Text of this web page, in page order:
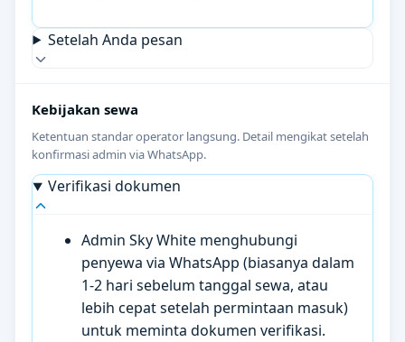
Setelah Anda pesan
Kebijakan sewa
Ketentuan standar operator langsung. Detail mengikat setelah
konfirmasi admin via WhatsApp.
Verifikasi dokumen
Admin Sky White menghubungi
penyewa via WhatsApp (biasanya dalam
1-2 hari sebelum tanggal sewa, atau
lebih cepat setelah permintaan masuk)
untuk meminta dokumen verifikasi.